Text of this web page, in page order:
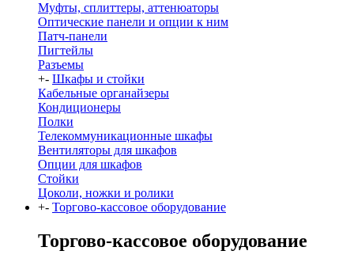
Муфты, сплиттеры, аттенюаторы
Оптические панели и опции к ним
Патч-панели
Пигтейлы
Разъемы
+- Шкафы и стойки
Кабельные органайзеры
Кондиционеры
Полки
Телекоммуникационные шкафы
Вентиляторы для шкафов
Опции для шкафов
Стойки
Цоколи, ножки и ролики
+- Торгово-кассовое оборудование
Торгово-кассовое оборудование